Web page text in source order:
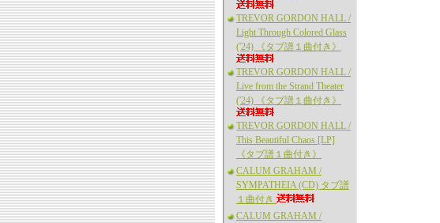
TREVOR GORDON HALL /
Light Through Colored Glass
('24) 《タブ譜１曲付き》
TREVOR GORDON HALL /
Live from the Strand Theater
('24) 《タブ譜１曲付き》
TREVOR GORDON HALL /
This Beautiful Chaos [LP]
《タブ譜１曲付き》
CALUM GRAHAM /
SYMPATHEIA (CD) タブ譜
１曲付き
CALUM GRAHAM /